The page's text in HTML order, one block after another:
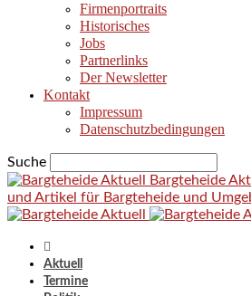
Firmenportraits
Historisches
Jobs
Partnerlinks
Der Newsletter
Kontakt
Impressum
Datenschutzbedingungen
Suche
Bargteheide
und Artikel für Bargteheide und
Aktuell
Termine